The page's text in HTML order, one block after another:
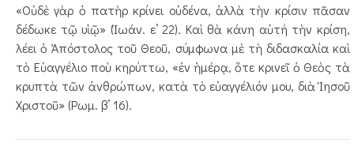
«Οὐδὲ γὰρ ὁ πατὴρ κρίνει οὐδένα, ἀλλὰ τὴν κρίσιν πᾶσαν
δέδωκε τῷ υἱῷ» (Ἰωάν. ε’ 22). Καὶ θὰ κάνη αὐτή τὴν κρίση,
λέει ὁ Ἀπόστολος τοῦ Θεοῦ, σύμφωνα μὲ τὴ διδασκαλία καὶ
τὸ Εὐαγγέλιο ποὺ κηρύττω, «ἐν ἡμέρᾳ, ὅτε κρινεῖ ὁ Θεὸς τὰ
κρυπτὰ τῶν ἀνθρώπων, κατὰ τὸ εὐαγγέλιόν μου, διὰ Ἰησοῦ
Χριστοῦ» (Ρωμ. β’ 16).